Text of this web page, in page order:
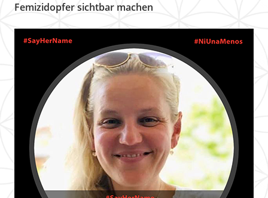
Femizidopfer sichtbar machen